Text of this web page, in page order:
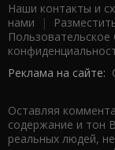
Наши контакты и
нами |
Реклама на сайте:
Оставляя
содержание и тон
реальных людей,